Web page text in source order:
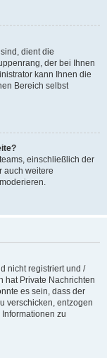
dient die
der bei Ihnen
kann Ihnen die
Bereich selbst
einschließlich der
auch weitere
nicht registriert und /
hat Private Nachrichten
es sein, dass der
verschicken, entzogen
zu